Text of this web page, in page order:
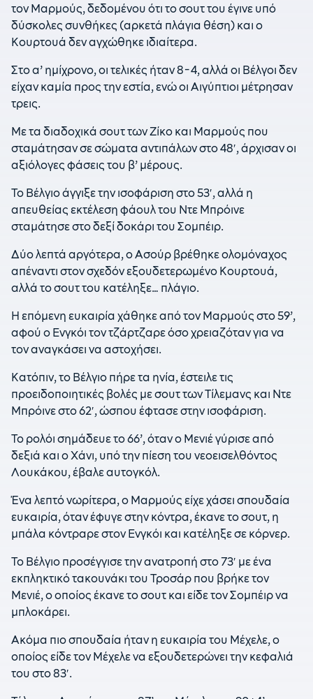
τον Μαρμούς, δεδομένου ότι το σουτ του έγινε υπό
δύσκολες συνθήκες (αρκετά πλάγια θέση) και ο
Κουρτουά δεν αγχώθηκε ιδιαίτερα.
Στο α’ ημίχρονο, οι τελικές ήταν 8-4, αλλά οι Βέλγοι δεν
είχαν καμία προς την εστία, ενώ οι Αιγύπτιοι μέτρησαν
τρεις.
Με τα διαδοχικά σουτ των Ζίκο και Μαρμούς που
σταμάτησαν σε σώματα αντιπάλων στο 48′, άρχισαν οι
αξιόλογες φάσεις του β’ μέρους.
Το Βέλγιο άγγιξε την ισοφάριση στο 53′, αλλά η
απευθείας εκτέλεση φάουλ του Ντε Μπρόινε
σταμάτησε στο δεξί δοκάρι του Σομπέιρ.
Δύο λεπτά αργότερα, ο Ασούρ βρέθηκε ολομόναχος
απέναντι στον σχεδόν εξουδετερωμένο Κουρτουά,
αλλά το σουτ του κατέληξε… πλάγιο.
Η επόμενη ευκαιρία χάθηκε από τον Μαρμούς στο 59’,
αφού ο Ενγκόι τον τζάρτζαρε όσο χρειαζόταν για να
τον αναγκάσει να αστοχήσει.
Κατόπιν, το Βέλγιο πήρε τα ηνία, έστειλε τις
προειδοποιητικές βολές με σουτ των Τίλεμανς και Ντε
Μπρόινε στο 62′, ώσπου έφτασε στην ισοφάριση.
Το ρολόι σημάδευε το 66’, όταν ο Μενιέ γύρισε από
δεξιά και ο Χάνι, υπό την πίεση του νεοεισελθόντος
Λουκάκου, έβαλε αυτογκόλ.
Ένα λεπτό νωρίτερα, ο Μαρμούς είχε χάσει σπουδαία
ευκαιρία, όταν έφυγε στην κόντρα, έκανε το σουτ, η
μπάλα κόντραρε στον Ενγκόι και κατέληξε σε κόρνερ.
Το Βέλγιο προσέγγισε την ανατροπή στο 73′ με ένα
εκπληκτικό τακουνάκι του Τροσάρ που βρήκε τον
Μενιέ, ο οποίος έκανε το σουτ και είδε τον Σομπέιρ να
μπλοκάρει.
Ακόμα πιο σπουδαία ήταν η ευκαιρία του Μέχελε, ο
οποίος είδε τον Μέχελε να εξουδετερώνει την κεφαλιά
του στο 83′.